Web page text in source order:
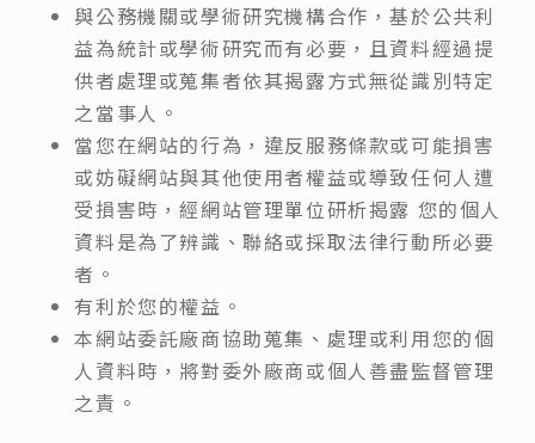
與公務機關或學術研究機構合作，基於公共利
益為統計或學術研究而有必要，且資料經過提
供者處理或蒐集者依其揭露方式無從識別特定
之當事人。
當您在網站的行為，違反服務條款或可能損害
或妨礙網站與其他使用者權益或導致任何人遭
受損害時，經網站管理單位研析揭露 您的個人
資料是為了辨識、聯絡或採取法律行動所必要
者。
有利於您的權益。
本網站委託廠商協助蒐集、處理或利用您的個
人資料時，將對委外廠商或個人善盡監督管理
之責。